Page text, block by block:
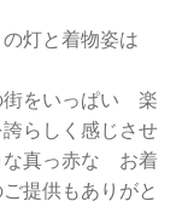
の灯と着物姿は
街をいっぱい 楽
らしく感じさせ
な真っ赤な お着
提供もありがと